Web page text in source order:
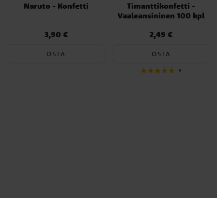
Naruto - Konfetti
Hinta:3,90 €
3,90 €
OSTA
Timanttikonfetti -
Vaaleansininen 100 kpl
Hinta:2,49 €
2,49 €
OSTA
9